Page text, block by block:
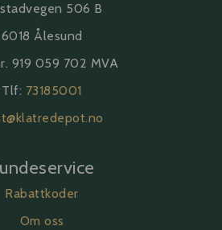
506 B
6018 Ålesund
919 059 702 MVA
Tlf: 73185001
Rabattkoder
Om oss